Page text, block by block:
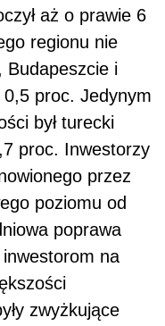
aż o prawie 6
regionu nie
Budapeszcie i
0,5 proc. Jedynym
był turecki
proc. Inwestorzy
przez
poziomu od
poprawa
inwestorom na
zwyżkujące